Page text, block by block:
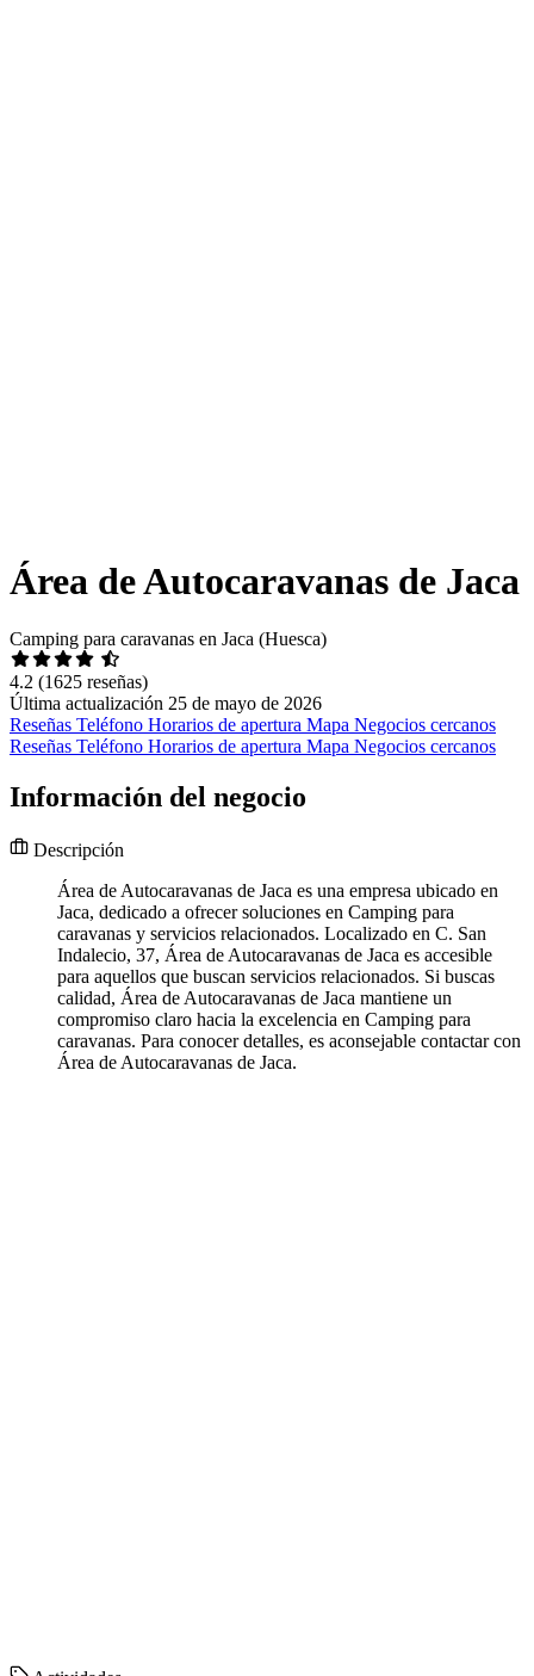
Área de Autocaravanas de Jaca
Camping para caravanas en Jaca (Huesca)
4.2 (1625 reseñas)
Última actualización 25 de mayo de 2026
Reseñas Teléfono Horarios de apertura Mapa Negocios cercanos
Reseñas Teléfono Horarios de apertura Mapa Negocios cercanos
Información del negocio
Descripción
Área de Autocaravanas de Jaca es una empresa ubicado en
Jaca, dedicado a ofrecer soluciones en Camping para
caravanas y servicios relacionados. Localizado en C. San
Indalecio, 37, Área de Autocaravanas de Jaca es accesible
para aquellos que buscan servicios relacionados. Si buscas
calidad, Área de Autocaravanas de Jaca mantiene un
compromiso claro hacia la excelencia en Camping para
caravanas. Para conocer detalles, es aconsejable contactar con
Área de Autocaravanas de Jaca.